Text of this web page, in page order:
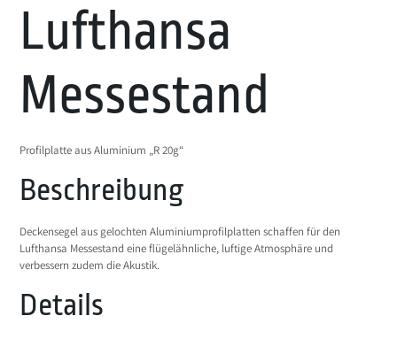
Lufthansa
Messestand
Profilplatte aus Aluminium „R 20g“
Beschreibung
Deckensegel aus gelochten Aluminiumprofilplatten schaffen für den
Lufthansa Messestand eine flügelähnliche, luftige Atmosphäre und
verbessern zudem die Akustik.
Details